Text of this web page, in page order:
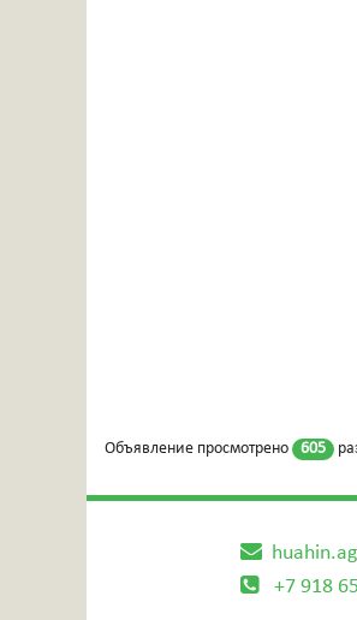
Объявление просмотрено 605
+7 918